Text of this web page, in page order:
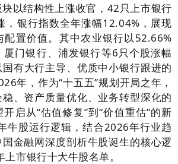
以结构性上涨收官，42只上市银行
，银行指数全年涨幅12.04%，展现
配置价值。其中农业银行以52.66%
厦门银行、浦发银行等6只个股涨幅
有大行主导、优质中小银行跟进的
年，作为“十五五”规划开局之年，
、资产质量优化、业务转型深化的
启从“估值修复”到“价值重估”的新
牛股运行逻辑，结合2026年行业趋
金融网深度剖析牛股诞生的核心逻
市银行十大牛股名单。